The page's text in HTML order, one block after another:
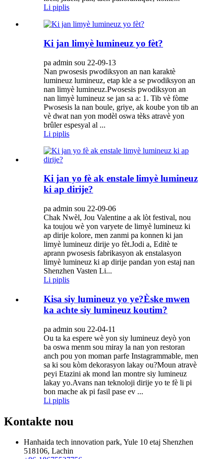
Li piplis
Ki jan limyè lumineuz yo fèt?
pa admin sou 22-09-13
Nan pwosesis pwodiksyon an nan karaktè
lumineuz lumineuz, etap kle a se pwodiksyon an
nan limyè lumineuz.Pwosesis pwodiksyon an
nan limyè lumineuz se jan sa a: 1. Tib vè fòme
Pwosesis la nan boule, griye, ak koube yon tib an
vè dwat nan yon modèl oswa tèks atravè yon
brûler espesyal al ...
Li piplis
Ki jan yo fè ak enstale limyè lumineuz
ki ap dirije?
pa admin sou 22-09-06
Chak Nwèl, Jou Valentine a ak lòt festival, nou
ka toujou wè yon varyete de limyè lumineuz ki
ap dirije kolore, men zanmi pa konnen ki jan
limyè lumineuz dirije yo fèt.Jodi a, Editè te
aprann pwosesis fabrikasyon ak enstalasyon
limyè lumineuz ki ap dirije pandan yon estaj nan
Shenzhen Vasten Li...
Li piplis
Kisa siy lumineuz yo ye?Èske mwen
ka achte siy lumineuz koutim?
pa admin sou 22-04-11
Ou ta ka espere wè yon siy lumineuz deyò yon
ba oswa menm sou miray la nan yon restoran
anch pou yon moman parfe Instagrammable, men
sa ki sou kòm dekorasyon lakay ou?Moun atravè
peyi Etazini ak mond lan montre siy lumineuz
lakay yo.Avans nan teknoloji dirije yo te fè li pi
bon mache ak pi fasil pase ev ...
Li piplis
Kontakte nou
Hanhaida tech innovation park, Yule 10 etaj Shenzhen
518106, Lachin